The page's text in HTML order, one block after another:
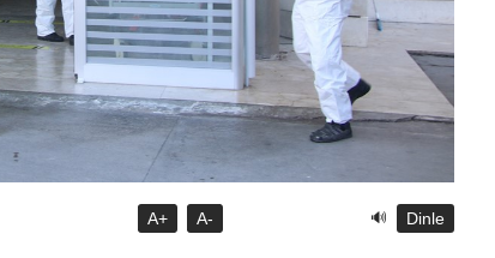
A+ A- 🔊 Dinle